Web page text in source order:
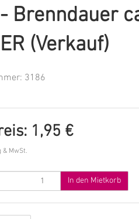
Brenndauer
(Verkauf)
3186
1,95 €
& MwSt.
In den Mietkorb